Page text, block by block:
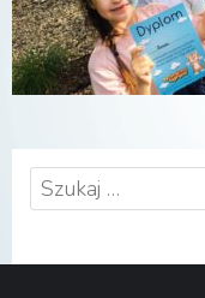
Szukaj: